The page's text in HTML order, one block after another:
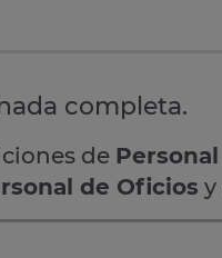
completa.
de
de Oficios y